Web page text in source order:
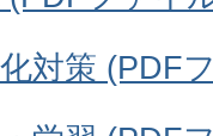
対策 (PDF